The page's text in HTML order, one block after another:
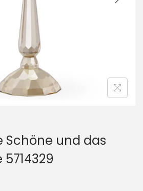
Schöne und das